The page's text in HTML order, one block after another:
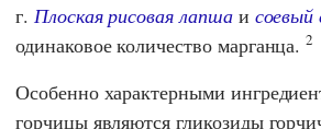
г. Плоская рисовая лапшаи соевый
одинаковое количество марганца.2
Особенно характерными
горчицы являются гликозиды